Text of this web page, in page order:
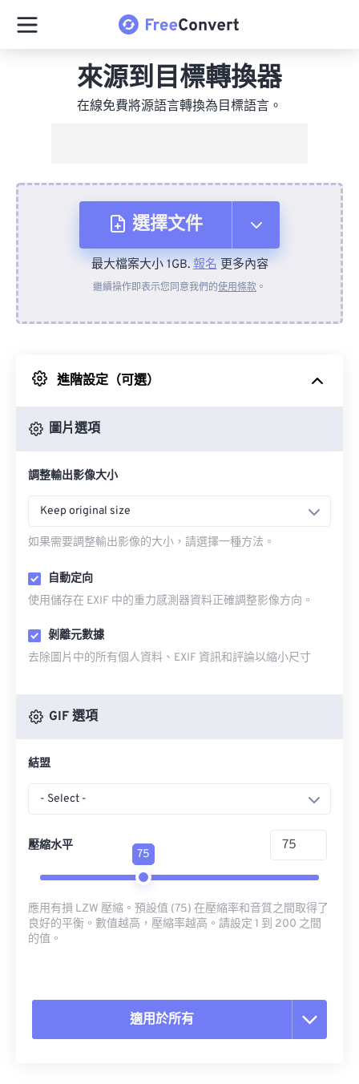
來源到目標轉換器
在線免費將源語言轉換為目標語言。
選擇文件
來自裝置
來自 Google 雲端硬碟
最大檔案大小 1GB.報名更多內容
繼續操作即表示您同意我們的使用條款 。
進階設定（可選）
圖片選項
調整輸出影像大小
Keep original size
如果需要調整輸出影像的大小，請選擇一種方法。
自動定向
使用儲存在 EXIF 中的重力感測器資料正確調整影像方向。
剝離元數據
去除圖片中的所有個人資料、EXIF 資訊和評論以縮小尺寸
GIF 選項
結盟
- Select -
壓縮水平
75
應用有損 LZW 壓縮。預設值 (75) 在壓縮率和音質之間取得了
良好的平衡。數值越高，壓縮率越高。請設定 1 到 200 之間
的值。
適用於所有